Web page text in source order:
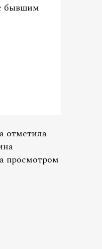
бывшим
отметила
просмотром